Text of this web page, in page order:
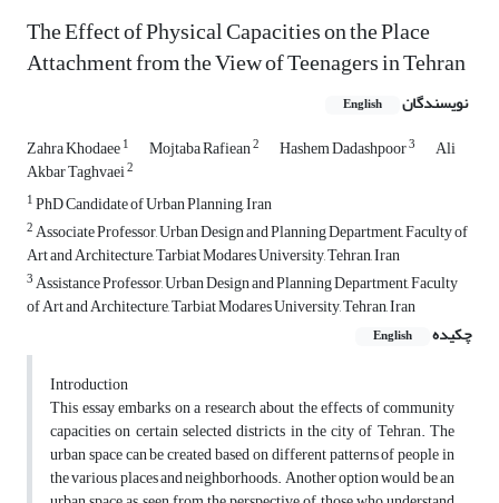
The Effect of Physical Capacities on the Place
Attachment from the View of Teenagers in Tehran
نویسندگان English
Zahra Khodaee1 Mojtaba Rafiean2 Hashem Dadashpoor3 Ali
Akbar Taghvaei2
1PhD Candidate of Urban Planning, Iran
2Associate Professor, Urban Design and Planning Department, Faculty of
Art and Architecture, Tarbiat Modares University, Tehran, Iran
3Assistance Professor, Urban Design and Planning Department, Faculty
of Art and Architecture, Tarbiat Modares University, Tehran, Iran
چکیده
English
Introduction
This essay embarks on a research about the effects of community
capacities on certain selected districts in the city of Tehran. The
urban space can be created based on different patterns of people in
the various places and neighborhoods. Another option would be an